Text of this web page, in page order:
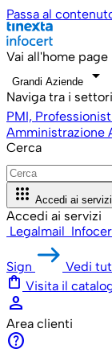
Passa al
Vai all'home page
Grandi Aziende arrow_drop_down
Naviga tra i settori
PMI,
Amministrazione
Cerca
apps Accedi ai servizi
Accedi ai servizi
Legalmail
Sign Vedi
shopping_bag Visita il
person
Area clienti
help